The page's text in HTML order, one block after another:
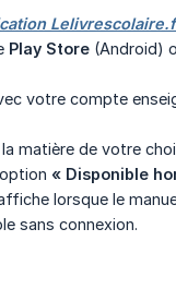
Play Store (Android)
votre compte
matière de votre
« Disponible
lorsque le
sans connexion.